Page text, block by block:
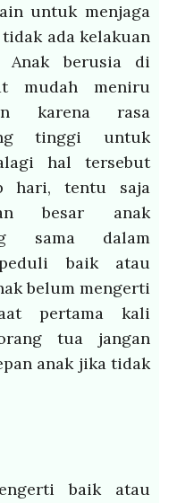
untuk menjaga
ada kelakuan
Anak berusia di
mudah meniru
karena rasa
tinggi untuk
hal tersebut
hari, tentu saja
besar anak
sama dalam
baik atau
belum mengerti
pertama kali
tua jangan
anak jika tidak
baik atau